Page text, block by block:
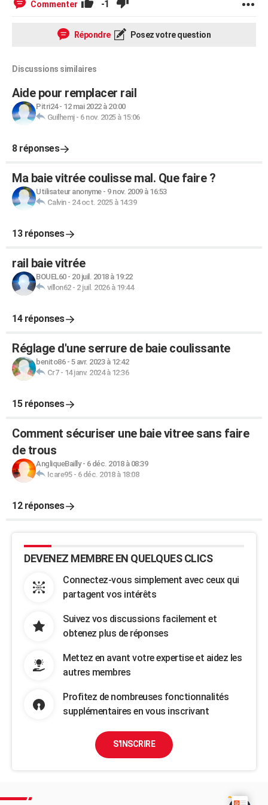
Commenter -1
Répondre Posez votre question
Discussions similaires
Aide pour remplacer rail
Pitri24- 12 mai 2022 à 20:00
Guilhemj- 6 nov. 2025 à 15:06
8 réponses
Ma baie vitrée coulisse mal. Que faire ?
Utilisateur anonyme- 9 nov. 2009 à 16:53
Calvin- 24 oct. 2025 à 14:39
13 réponses
rail baie vitrée
BOUEL60- 20 juil. 2018 à 19:22
villon62- 2 juil. 2026 à 19:44
14 réponses
Réglage d'une serrure de baie coulissante
benito86- 5 avr. 2023 à 12:42
Cr7- 14 janv. 2024 à 12:36
15 réponses
Comment sécuriser une baie vitree sans faire
de trous
AngliqueBailly- 6 déc. 2018 à 08:39
Icare95- 6 déc. 2018 à 18:08
12 réponses
DEVENEZ MEMBRE EN QUELQUES CLICS
Connectez-vous simplement avec ceux qui
partagent vos intérêts
Suivez vos discussions facilement et
obtenez plus de réponses
Mettez en avant votre expertise et aidez les
autres membres
Profitez de nombreuses fonctionnalités
supplémentaires en vous inscrivant
S'INSCRIRE